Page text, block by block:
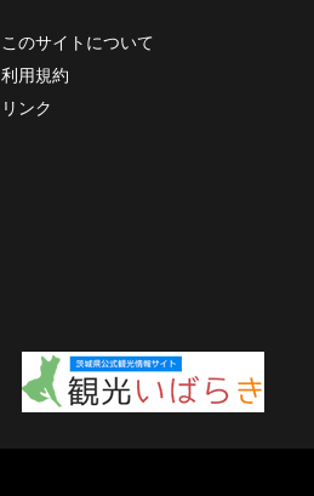
このサイトについて
利用規約
リンク